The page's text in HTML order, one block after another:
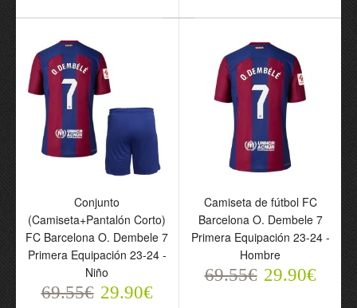
Camiseta de fútbol
Francia Dembele 11
Primera Equipación Euro
2024 - Mujer
69.55€ 29.90€
Camiseta de fútbol
Francia Dembele 11
Segunda Equipación
Euro 2024 - Mujer
69.55€ 29.90€
Conjunto
(Camiseta+Pantalón Corto)
FC Barcelona O. Dembele 7
Primera Equipación 23-24 -
Niño
69.55€ 29.90€
Camiseta de fútbol FC
Barcelona O. Dembele 7
Primera Equipación 23-24 -
Hombre
69.55€ 29.90€